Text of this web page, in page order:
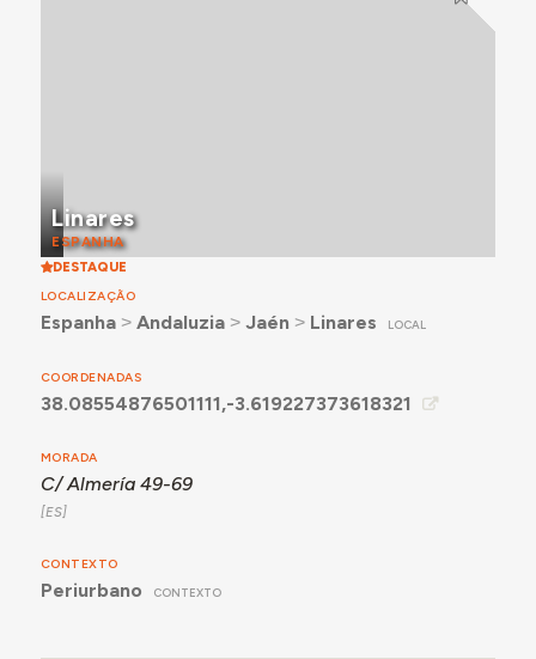
Linares
ESPANHA
DESTAQUE
LOCALIZAÇÃO
Espanha˃ Andaluzia˃ Jaén ˃ Linares LOCAL
COORDENADAS
38.08554876501111,-3.619227373618321
MORADA
C/ Almería 49-69
CONTEXTO
Periurbano CONTEXTO